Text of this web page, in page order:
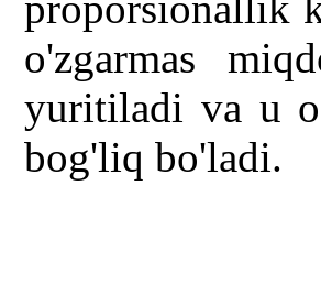
o'zgarmas
yuritiladi va u
bog'liq bo'ladi.